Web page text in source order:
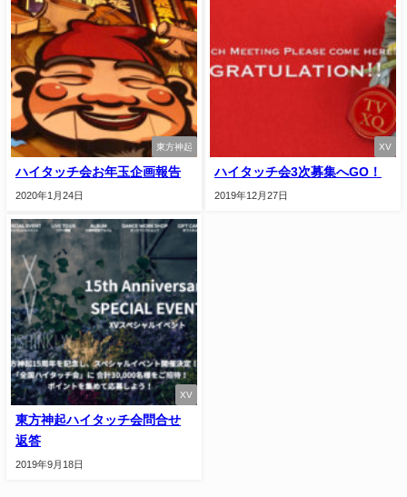
東方神起
ハイタッチ会お年玉企画報告
2020年1月24日
XV
ハイタッチ会3次募集へGO！
2019年12月27日
XV
東方神起ハイタッチ会問合せ
返答
2019年9月18日